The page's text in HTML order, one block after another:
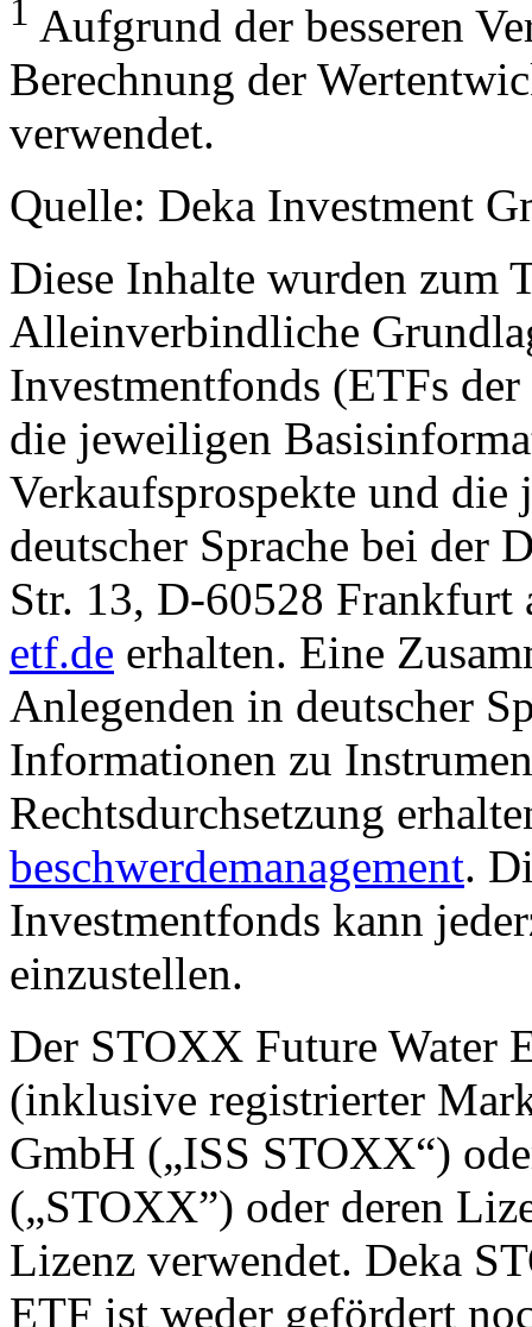
1 Aufgrund der besseren
Berechnung der
verwendet.
Quelle: Deka Investment
Diese Inhalte wurden zum
Alleinverbindliche
Investmentfonds (ETFs
die jeweiligen
Verkaufsprospekte und
deutscher Sprache bei der
Str. 13, D-60528
etf.de erhalten. Eine
Anlegenden in deutscher
Informationen zu
Rechtsdurchsetzung
beschwerdemanagement.
Investmentfonds kann
einzustellen.
Der STOXX Future Water
(inklusive registrierter
GmbH („ISS STOXX“)
(„STOXX”) oder deren
Lizenz verwendet. Deka
ETF ist weder gefördert